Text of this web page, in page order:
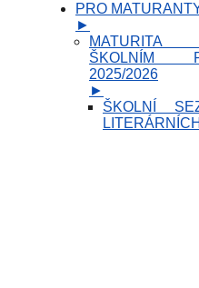
PRO
►
ŠKOLNÍM
2025/2026
►
ŠKOLNÍ